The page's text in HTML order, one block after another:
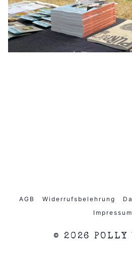
AGB Widerrufsbelehrung
Impressum
© 2026 POLLY